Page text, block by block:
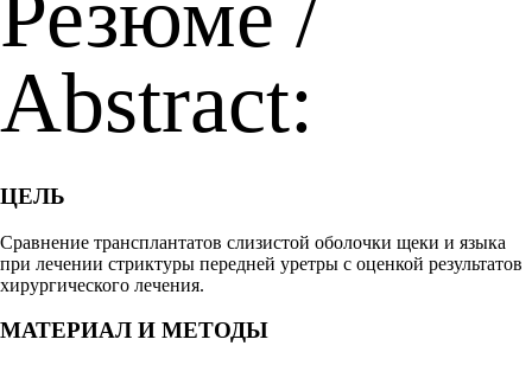
Abstract:
ЦЕЛЬ
Сравнение трансплантатов слизистой оболочки щеки и языка
при лечении стриктуры передней уретры с оценкой результатов
хирургического лечения.
МАТЕРИАЛ И МЕТОДЫ